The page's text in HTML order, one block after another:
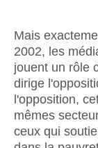
Mais
2002, les
jouent un rôle
dirige
l'opposition,
mêmes
ceux qui